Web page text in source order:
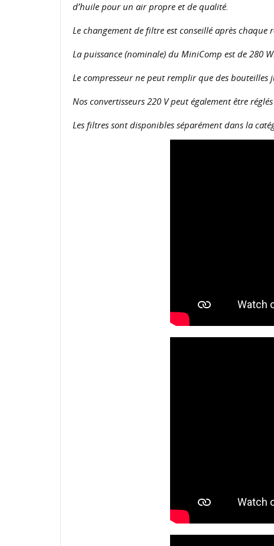
d’huile pour un air propre et de qualité.
Le changement de filtre est conseillé après
La puissance (nominale) du MiniComp est de 280
Le compresseur ne peut remplir que des bouteilles
Nos convertisseurs 220 V peut également être
Les filtres sont disponibles séparément dans la